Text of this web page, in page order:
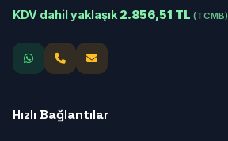
KDV dahil yaklaşık 2.856,51 TL (TCMB)
Hızlı Bağlantılar